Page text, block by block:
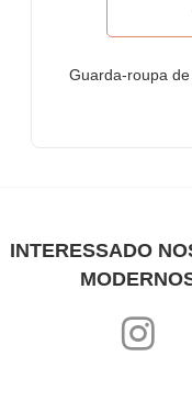
Móveis para
POR QUE
Somos fabricantes
Projetos altamente
de conforto
Toda a nossa linha
qualquer tema,
Os preços de
Guarda-roupa
INTERESSADO